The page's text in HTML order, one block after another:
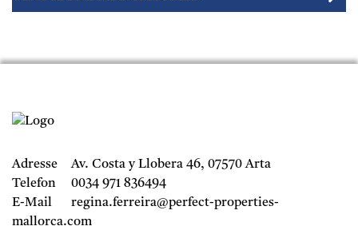
Adresse Av. Costa y Llobera 46, 07570 Arta
Telefon
0034 971 836494
E-Mail
regina.ferreira@perfect-properties-
mallorca.com